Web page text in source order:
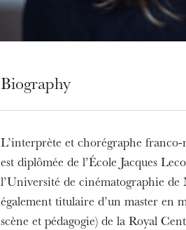
The OnR with you
Guided tours of
House
Biography
L’interprète et chorégraphe franco-
est diplômée de l’École Jacques
l’Université de cinématographie de
également titulaire d’un master en
scène et pédagogie) de la Royal